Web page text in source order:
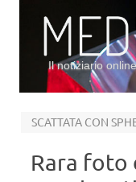
Il notiziario
Rara foto